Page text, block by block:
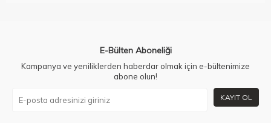
E-Bülten Aboneliği
Kampanya ve yeniliklerden haberdar olmak için e-bültenimize
abone olun!
KAYIT OL